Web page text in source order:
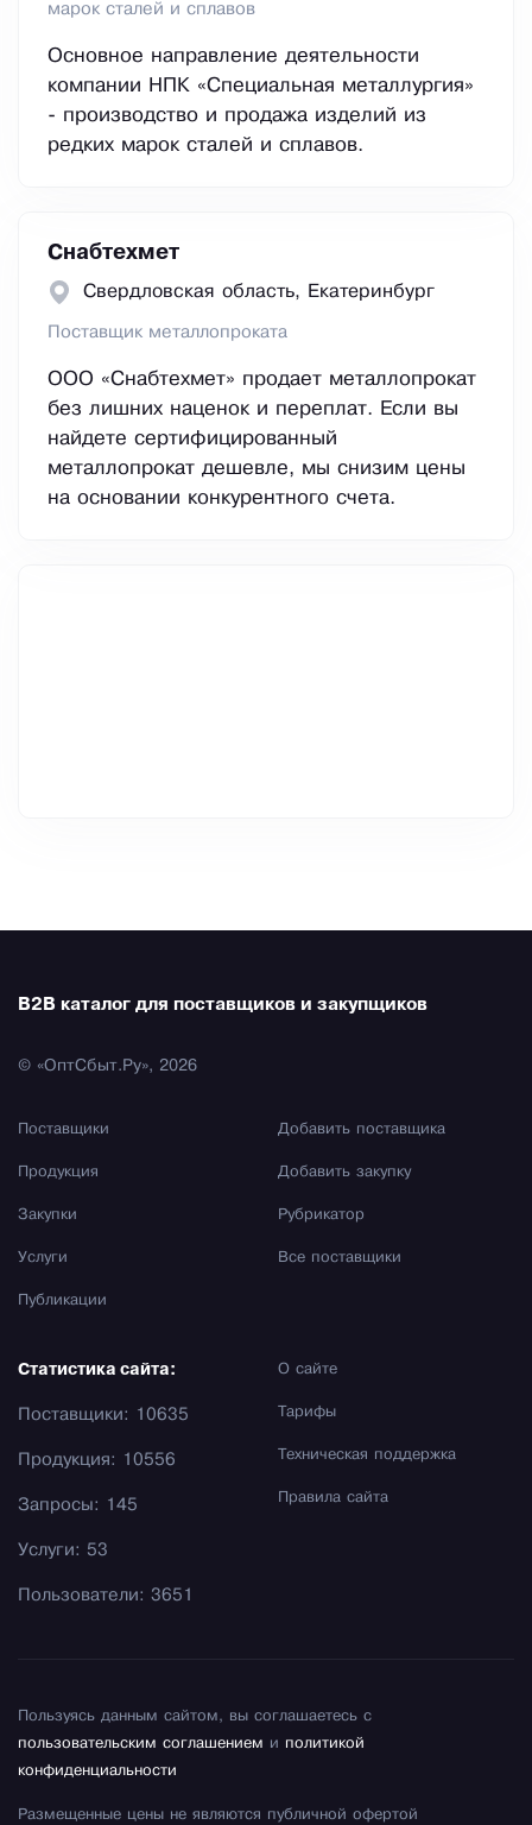
марок сталей и сплавов
Основное направление деятельности
компании НПК «Специальная металлургия»
- производство и продажа изделий из
редких марок сталей и сплавов.
Снабтехмет
Свердловская область, Екатеринбург
Поставщик металлопроката
ООО «Снабтехмет» продает металлопрокат
без лишних наценок и переплат. Если вы
найдете сертифицированный
металлопрокат дешевле, мы снизим цены
на основании конкурентного счета.
B2B каталог для поставщиков и закупщиков
© «ОптСбыт.Ру», 2026
Поставщики
Продукция
Закупки
Услуги
Публикации
Добавить поставщика
Добавить закупку
Рубрикатор
Все поставщики
О сайте
Тарифы
Техническая поддержка
Правила сайта
Статистика сайта:
Поставщики: 10635
Продукция: 10556
Запросы: 145
Услуги: 53
Пользователи: 3651
Пользуясь данным сайтом, вы соглашаетесь с
пользовательским соглашением и политикой
конфиденциальности
Размещенные цены не являются публичной офертой